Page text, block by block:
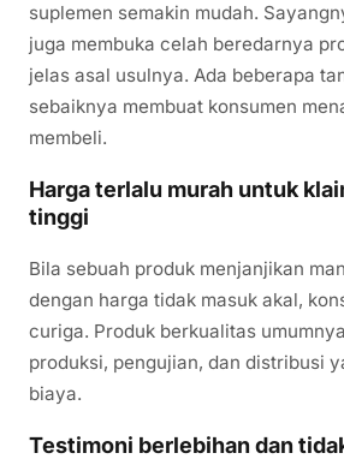
suplemen semakin mudah.
juga membuka celah beredarnya
jelas asal usulnya. Ada beberapa
sebaiknya membuat konsumen
membeli.
Harga terlalu murah untuk
tinggi
Bila sebuah produk menjanjikan
dengan harga tidak masuk akal,
curiga. Produk berkualitas
produksi, pengujian, dan distribusi
biaya.
Testimoni berlebihan dan